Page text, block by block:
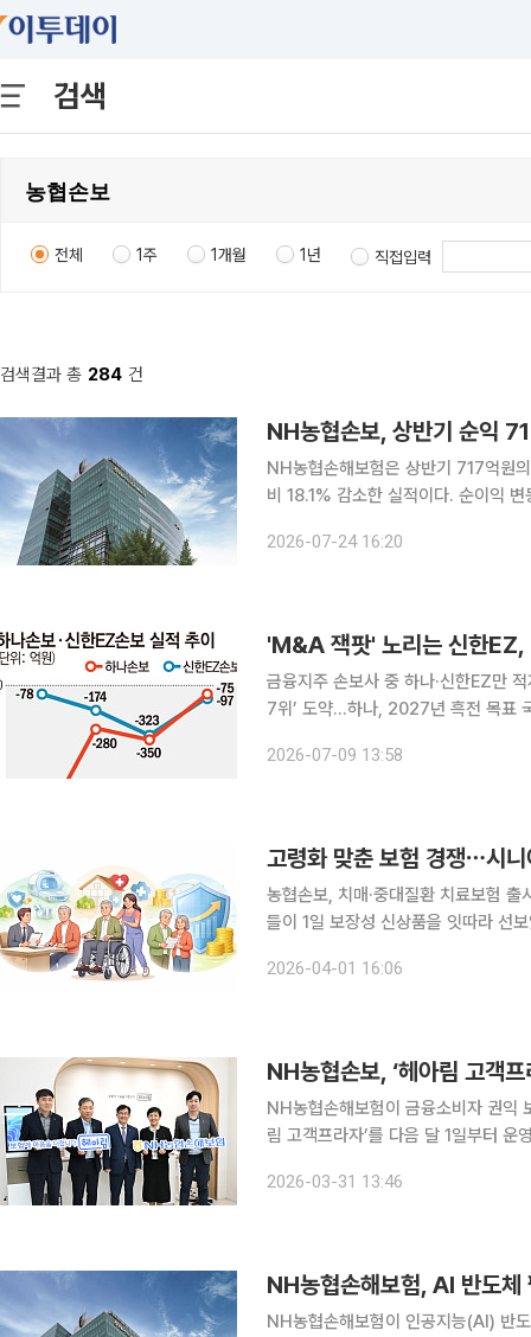
검색
전체 1주 1개월 1년 직접입력
검색결과 총 284 건
NH농협손보, 상반기 순익
NH농협손해보험은 상반기 717억원
비 18.1% 감소한 실적이다. 순이익 변동에는 보험금 예실차 개선과 신계약 확대에 힘입어 보험손익
2026-07-24 16:20
'M&A 잭팟' 노리는 신한EZ,
금융지주 손보사 중 하나·신한EZ만
7위’ 도약…하나, 2027년 흑전 목표 국내 금융지주계열 손해보험사 중 만성 적자에 신음하던 하나
신한EZ손보는 신한금융지주의 롯데
2026-07-09 13:58
고령화 맞춘 보험 경쟁⋯시니
농협손보, 치매·중대질환 치료보험 출시
들이 1일 보장성 신상품을 잇따라 선
금융의 시니어 특화 브랜드 ‘NH올원
2026-04-01 16:06
NH농협손해보험이 금융소비자 권익
림 고객프라자’를 다음 달 1일부터 운영한다고 31일 밝혔다.
마련하기 위한 취지다. NH농협손해
2026-03-31 13:46
NH농협손해보험, AI 반도체
NH농협손해보험이 인공지능(AI) 반